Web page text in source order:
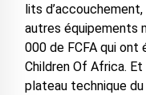
lits
autres équipements
000 de FCFA qui
Children Of Africa.
plateau technique